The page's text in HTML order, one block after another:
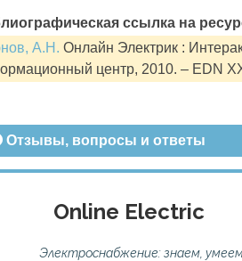
ссылка на
А.Н. Онлайн Электрик :
центр, 2010. – EDN
Отзывы, вопросы и ответы
Online Electric
Электроснабжение: знаем,